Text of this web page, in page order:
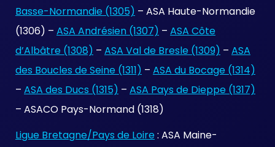
Basse-Normandie (1305) – ASA Haute-Normandie
(1306) – ASA Andrésien (1307) – ASA Côte
d’Albâtre (1308) – ASA Val de Bresle (1309) – ASA
des Boucles de Seine (1311) – ASA du Bocage (1314)
– ASA des Ducs (1315) – ASA Pays de Dieppe (1317)
– ASACO Pays-Normand (1318)
Ligue Bretagne/Pays de Loire : ASA Maine-